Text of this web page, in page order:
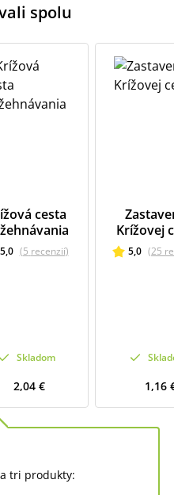
spolu
cesta
5,0 (5 recenzií)
Skladom
2,04 €
Krížovej
5,0 (25
1,16
tri produkty: